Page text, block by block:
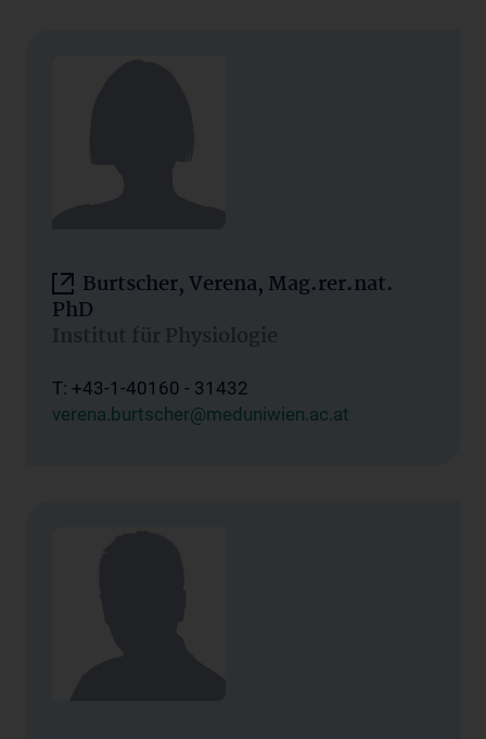
Burtscher, Verena, Mag.rer.nat.
PhD
Institut für Physiologie
T: +43-1-40160 - 31432
verena.burtscher@meduniwien.ac.at